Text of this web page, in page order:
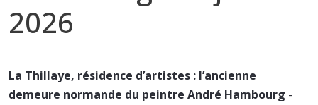
2026
La Thillaye, résidence d’artistes : l’ancienne
demeure normande du peintre André Hambourg -